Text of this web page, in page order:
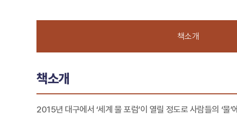
책소개
책소개
2015년 대구에서 ‘세계 물 포럼’이 열릴 정도로 사람들의 ‘